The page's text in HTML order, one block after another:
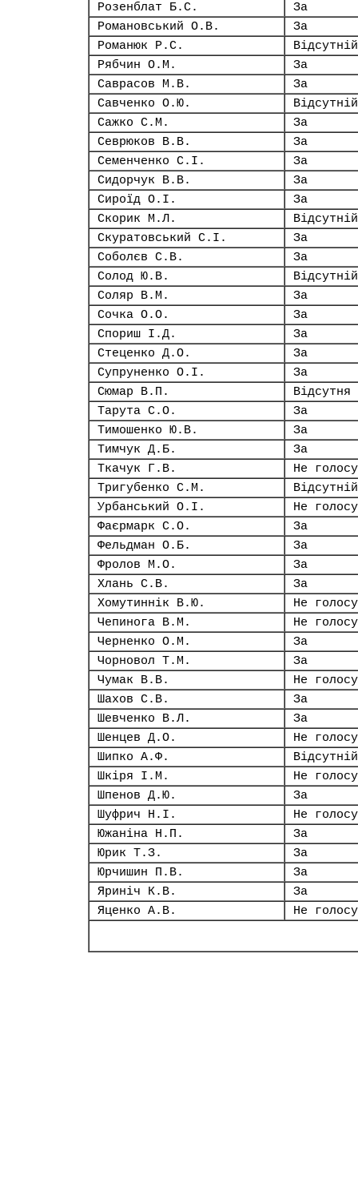
Розенблат Б.С.
За
Романовський О.В.
За
Романюк Р.С.
Відсутній
Рябчин О.М.
За
Саврасов М.В.
За
Савченко О.Ю.
Відсутній
Сажко С.М.
За
Севрюков В.В.
За
Семенченко С.І.
За
Сидорчук В.В.
За
Сироїд О.І.
За
Скорик М.Л.
Відсутній
Скуратовський С.І.
За
Соболєв С.В.
За
Солод Ю.В.
Відсутній
Соляр В.М.
За
Сочка О.О.
За
Спориш І.Д.
За
Стеценко Д.О.
За
Супруненко О.І.
За
Сюмар В.П.
Відсутня
Тарута С.О.
За
Тимошенко Ю.В.
За
Тимчук Д.Б.
За
Ткачук Г.В.
Не
Тригубенко С.М.
Відсутній
Урбанський О.І.
Не
Фаєрмарк С.О.
За
Фельдман О.Б.
За
Фролов М.О.
За
Хлань С.В.
За
Хомутиннік В.Ю.
Не
Чепинога В.М.
Не
Черненко О.М.
За
Чорновол Т.М.
За
Чумак В.В.
Не
Шахов С.В.
За
Шевченко В.Л.
За
Шенцев Д.О.
Не
Шипко А.Ф.
Відсутній
Шкіря І.М.
Не
Шпенов Д.Ю.
За
Шуфрич Н.І.
Не
Южаніна Н.П.
За
Юрик Т.З.
За
Юрчишин П.В.
За
Яриніч К.В.
За
Яценко А.В.
Не